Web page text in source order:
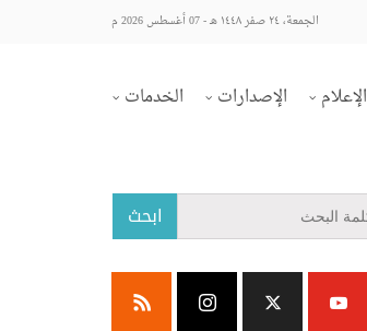
الجمعة، ٢٤ صفر ١٤٤٨ هـ - 07 أغسطس 2026 م
الإعلام الإصدارات الخدمات
ابحث